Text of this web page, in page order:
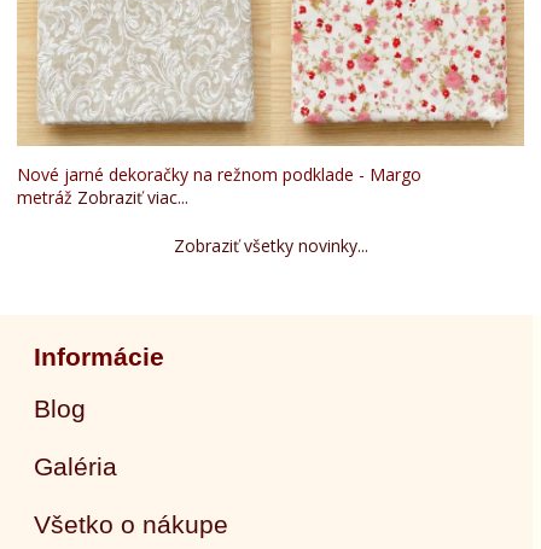
Nové jarné dekoračky na režnom podklade - Margo
metráž Zobraziť viac...
Zobraziť všetky novinky...
Informácie
Blog
Galéria
Všetko o nákupe